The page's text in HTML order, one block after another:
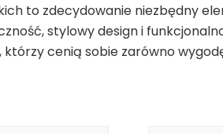
to zdecydowanie niezbędny
stylowy design i
cenią sobie zarówno